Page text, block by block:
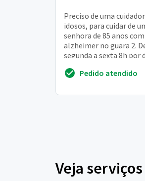
Preciso de uma
idosos, para cuidar de
senhora de 85 anos com
alzheimer no guara 2.
segunda a sexta 8h por
tem alguém em casa
Pedido atendido
Veja